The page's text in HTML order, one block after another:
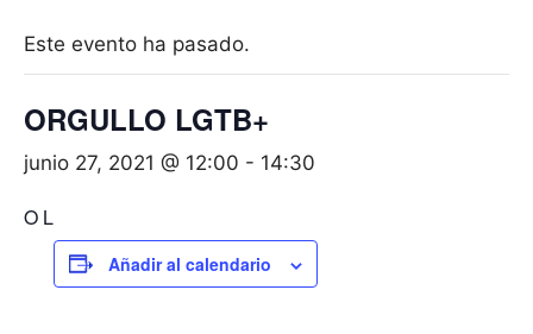
Este evento ha pasado.
ORGULLO LGTB+
junio 27, 2021 @ 12:00 - 14:30
O L
Añadir al calendario